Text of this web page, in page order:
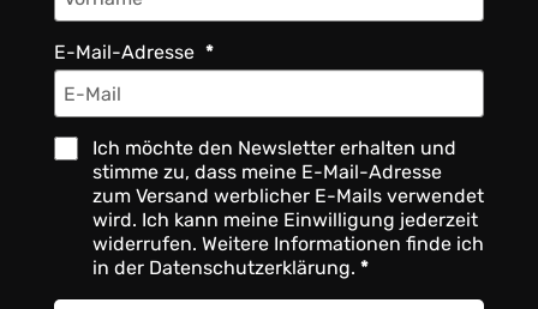
E-Mail-Adresse
Ich möchte den Newsletter erhalten und
stimme zu, dass meine E-Mail-Adresse
zum Versand werblicher E-Mails verwendet
wird. Ich kann meine Einwilligung jederzeit
widerrufen. Weitere Informationen finde ich
in der Datenschutzerklärung.